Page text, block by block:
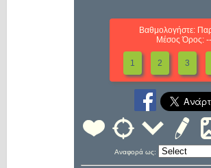
Βαθμολογήστε:
Μέσος Όρος: --
1 2 3
Αναφορά ως: